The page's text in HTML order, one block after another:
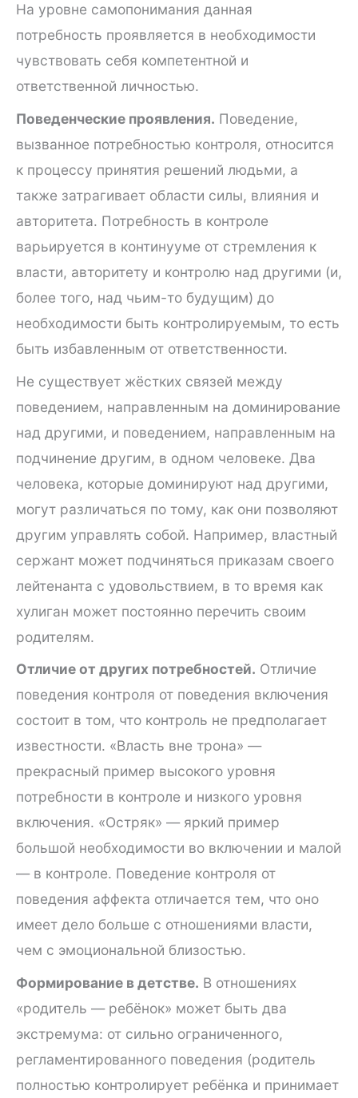
На уровне самопонимания данная
потребность проявляется в необходимости
чувствовать себя компетентной и
ответственной личностью.
Поведенческие проявления. Поведение,
вызванное потребностью контроля, относится
к процессу принятия решений людьми, а
также затрагивает области силы, влияния и
авторитета. Потребность в контроле
варьируется в континууме от стремления к
власти, авторитету и контролю над другими (и,
более того, над чьим-то будущим) до
необходимости быть контролируемым, то есть
быть избавленным от ответственности.
Не существует жёстких связей между
поведением, направленным на доминирование
над другими, и поведением, направленным на
подчинение другим, в одном человеке. Два
человека, которые доминируют над другими,
могут различаться по тому, как они позволяют
другим управлять собой. Например, властный
сержант может подчиняться приказам своего
лейтенанта с удовольствием, в то время как
хулиган может постоянно перечить своим
родителям.
Отличие от других потребностей. Отличие
поведения контроля от поведения включения
состоит в том, что контроль не предполагает
известности. «Власть вне трона» —
прекрасный пример высокого уровня
потребности в контроле и низкого уровня
включения. «Остряк» — яркий пример
большой необходимости во включении и малой
— в контроле. Поведение контроля от
поведения аффекта отличается тем, что оно
имеет дело больше с отношениями власти,
чем с эмоциональной близостью.
Формирование в детстве. В отношениях
«родитель — ребёнок» может быть два
экстремума: от сильно ограниченного,
регламентированного поведения (родитель
полностью контролирует ребёнка и принимает